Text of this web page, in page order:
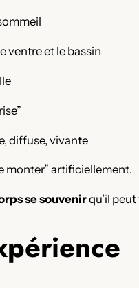
ventre et le bassin
diffuse, vivante
monter” artificiellement.
se souvenirqu’il